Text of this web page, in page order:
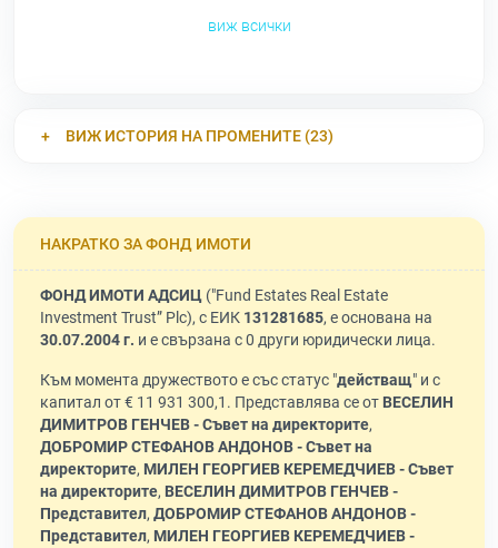
виж всички
ВИЖ ИСТОРИЯ НА ПРОМЕНИТЕ (23)
НАКРАТКО ЗА ФОНД ИМОТИ
ФОНД ИМОТИ АДСИЦ ("Fund Estates Real Estate
Investment Trust” Plc), с ЕИК 131281685, е основана на
30.07.2004 г. и е свързана с 0 други юридически лица.
Към момента дружеството е със статус "действащ" и с
капитал от € 11 931 300,1. Представлява се от ВЕСЕЛИН
ДИМИТРОВ ГЕНЧЕВ - Съвет на директорите,
ДОБРОМИР СТЕФАНОВ АНДОНОВ - Съвет на
директорите, МИЛЕН ГЕОРГИЕВ КЕРЕМЕДЧИЕВ - Съвет
на директорите, ВЕСЕЛИН ДИМИТРОВ ГЕНЧЕВ -
Представител, ДОБРОМИР СТЕФАНОВ АНДОНОВ -
Представител, МИЛЕН ГЕОРГИЕВ КЕРЕМЕДЧИЕВ -